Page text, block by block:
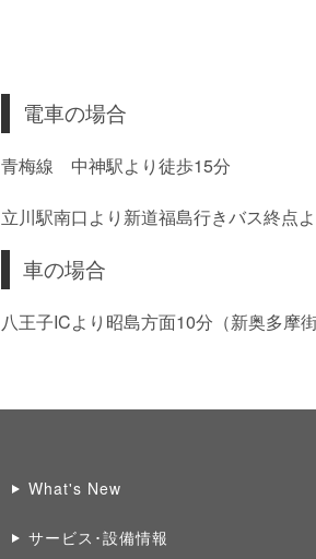
電車の場合
青梅線 中神駅より徒歩15分
立川駅南口より新道福島行きバス終点
車の場合
八王子ICより昭島方面10分（新奥多摩街
What's New
サービス･設備情報